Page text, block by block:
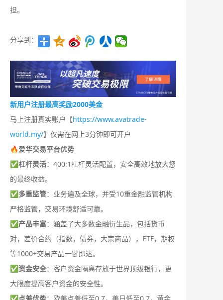
担。
分享到：
新用户注册最高奖励2000美金
马上注册真实账户【https://www.avatrade-
world.my/】仅需在网上3分钟即可开户
🔥爱华交易平台优势
✅杠杆灵活：400:1杠杆灵活配置，安全高效地放大您
的最终收益。
✅多重监管：业务遍及全球，并受10重金融监管机构
严格监管，交易环境舒适可靠。
✅产品丰富：涵盖了大多数金融衍生品，包括货币
对，差价合约（指数，债券，大宗商品），ETF，期权
等1000+交易产品一键即达。
✅资金安全：客户资金隔离存放于世界顶级银行，更
大限度提高客户资金的安全性。